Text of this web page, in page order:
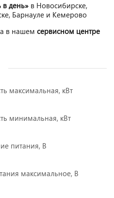
день» в Новосибирске,
Барнауле и Кемерово
в нашем сервисном центре
максимальная, кВт
минимальная, кВт
питания, В
максимальное, В